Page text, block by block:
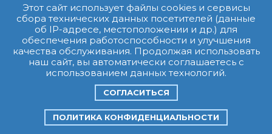
Томат
Производитель
Дополнительно
Этот сайт использует файлы cookies и сервисы
сбора технических данных посетителей (данные
об IP-адресе, местоположении и др.) для
обеспечения работоспособности и улучшения
качества обслуживания. Продолжая использовать
наш сайт, вы автоматически соглашаетесь с
использованием данных технологий.
СОГЛАСИТЬСЯ
ПОЛИТИКА КОНФИДЕНЦИАЛЬНОСТИ